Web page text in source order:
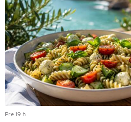
Pre 19 h